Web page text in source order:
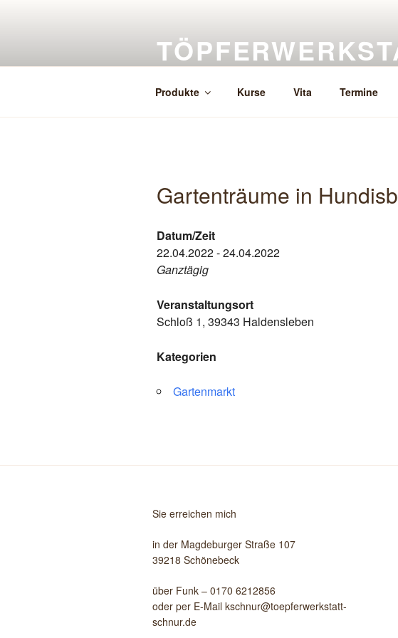
Produkte Kurse Vita Termine
Gartenträume in
Datum/Zeit
22.04.2022 - 24.04.2022
Ganztägig
Veranstaltungsort
Schloß 1, 39343 Haldensleben
Kategorien
Gartenmarkt
Sie erreichen mich
in der Magdeburger Straße 107
39218 Schönebeck
über Funk – 0170 6212856
oder per E-Mail kschnur@toepferwerkstatt-
schnur.de